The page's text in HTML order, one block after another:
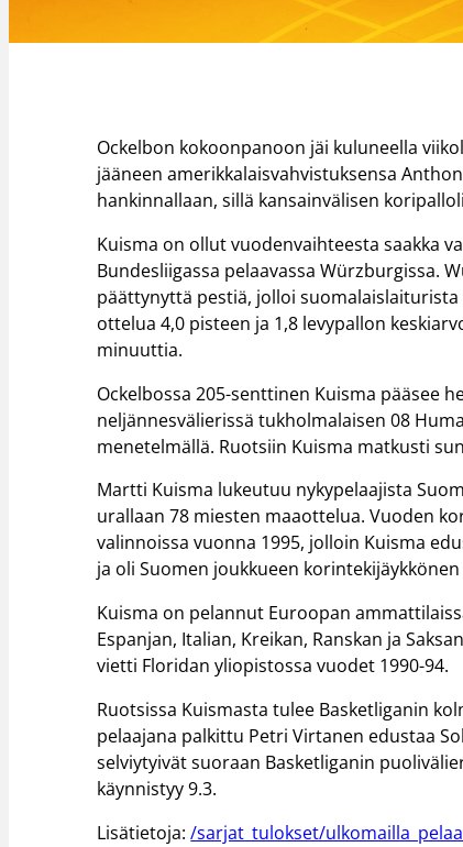
Ockelbon kokoonpanoon jäi kuluneella
jääneen amerikkalaisvahvistuksensa
hankinnallaan, sillä kansainvälisen
Kuisma on ollut vuodenvaihteesta saakka
Bundesliigassa pelaavassa Würzburgissa.
päättynyttä pestiä, jolloi
ottelua 4,0 pisteen ja 1,8 levypallon
minuuttia.
Ockelbossa 205-senttinen Kuisma pääsee
neljännesvälierissä tukholmalaisen 08
menetelmällä. Ruotsiin Kuisma matkusti
Martti Kuisma lukeutuu nykypelaajista
urallaan 78 miesten maaottelua. Vuoden
valinnoissa vuonna 1995, jolloin Kuisma
ja oli Suomen joukkueen korintekijäykkönen
Kuisma on pelannut Euroopan
Espanjan, Italian, Kreikan, Ranskan ja
vietti Floridan yliopistossa vuodet 1990-94.
Ruotsissa Kuismasta tulee Basketliganin
pelaajana palkittu Petri Virtanen edustaa
selviytyivät suoraan Basketliganin
käynnistyy 9.3.
Lisätietoja:/sarjat_tulokset/